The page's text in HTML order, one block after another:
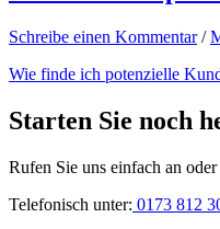
Schreibe einen Kommentar /
Wie finde ich potenzielle
Starten Sie noch
Rufen Sie uns einfach an
Telefonisch unter: 0173 812